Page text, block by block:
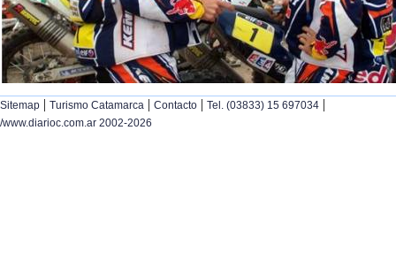
Sitemap | Turismo Catamarca | Contacto | Tel. (03833) 15 697034 |
/www.diarioc.com.ar 2002-2026